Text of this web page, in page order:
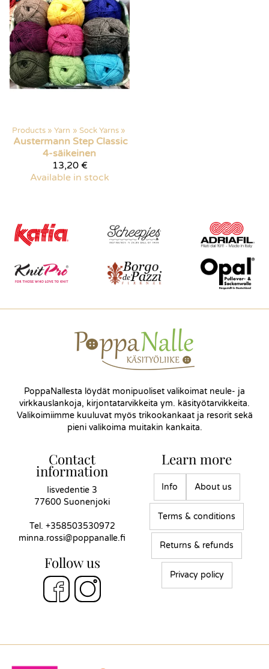
Products ‪» Yarn ‪» Sock Yarns ‪»
Austermann Step Classic
4-säikeinen
13,20 €
Available in stock
PoppaNallesta löydät monipuoliset valikoimat neule- ja
virkkauslankoja, kirjontatarvikkeita ym. käsityötarvikkeita.
Valikoimiimme kuuluvat myös trikookankaat ja resorit sekä
pieni valikoima muitakin kankaita.
Contact
information
Iisvedentie 3
77600 Suonenjoki
Tel. +358503530972
minna.rossi@poppanalle.fi
Follow us
Learn more
Info About us
Terms & conditions
Returns & refunds
Privacy policy